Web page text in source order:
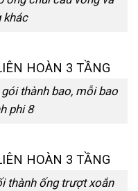
khác
thành bao, mỗi bao
phi 8
thành ống trượt xoắn